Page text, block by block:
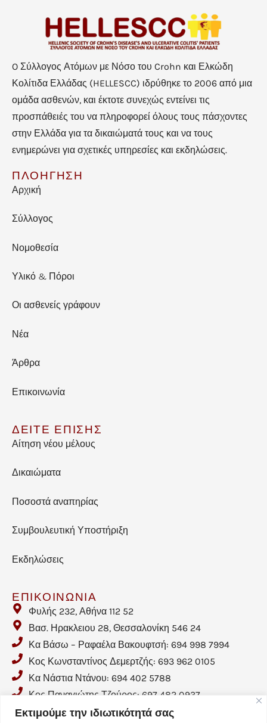
Εκτιμούμε την ιδιωτικότητά σας
O Σύλλογος Ατόμων με Νόσο του Crohn και Ελκώδη
Κολίτιδα Ελλάδας (HELLESCC) ιδρύθηκε το 2006 από μια
ομάδα ασθενών, και έκτοτε συνεχώς εντείνει τις
προσπάθειές του να πληροφορεί όλους τους πάσχοντες
στην Ελλάδα για τα δικαιώματά τους και να τους
ενημερώνει για σχετικές υπηρεσίες και εκδηλώσεις.
ΠΛΟΗΓΗΣΗ
Αρχική
Σύλλογος
Νομοθεσία
Υλικό & Πόροι
Οι ασθενείς γράφουν
Νέα
Άρθρα
Επικοινωνία
ΔΕΙΤΕ ΕΠΙΣΗΣ
Αίτηση νέου μέλους
Δικαιώματα
Ποσοστά αναπηρίας
Συμβουλευτική Υποστήριξη
Εκδηλώσεις
ΕΠΙΚΟΙΝΩΝΙΑ
Φυλής 232, Αθήνα 112 52
Βασ. Ηρακλειου 28, Θεσσαλονίκη 546 24
Κα Βάσω – Ραφαέλα Βακουφτσή: 694 998 7994
Κος Κωνσταντίνος Δεμερτζής: 693 962 0105
Κα Νάστια Ντάνου: 694 402 5788
Κος Παναγιώτης Τζούρος: 697 482 0937
Email: info@crohnhellas.gr